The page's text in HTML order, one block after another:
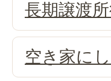
長期譲渡
空き家に